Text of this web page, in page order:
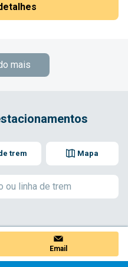
mais
Mapa
trem
Email